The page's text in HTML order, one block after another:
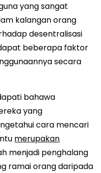
yang sangat
kalangan orang
desentralisasi
beberapa faktor
secara
bahawa
yang
cara mencari
merupakan
menjadi penghalang
ramai orang daripada